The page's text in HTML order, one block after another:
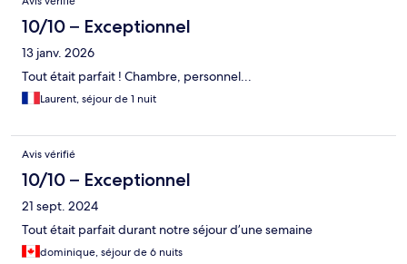
10/10 – Exceptionnel
13 janv. 2026
Tout était parfait ! Chambre, personnel...
Laurent, séjour de 1 nuit
Avis vérifié
10/10 – Exceptionnel
21 sept. 2024
Tout était parfait durant notre séjour d’une semaine
dominique, séjour de 6 nuits